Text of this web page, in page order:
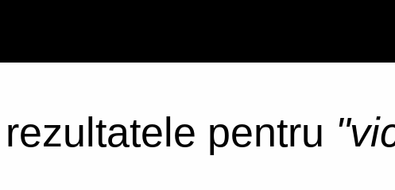
pentru